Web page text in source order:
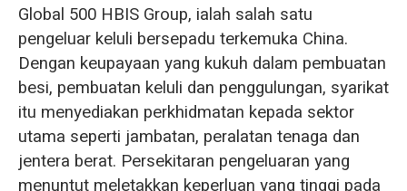
Global 500 HBIS Group, ialah salah satu
pengeluar keluli bersepadu terkemuka China.
Dengan keupayaan yang kukuh dalam pembuatan
besi, pembuatan keluli dan penggulungan, syarikat
itu menyediakan perkhidmatan kepada sektor
utama seperti jambatan, peralatan tenaga dan
jentera berat. Persekitaran pengeluaran yang